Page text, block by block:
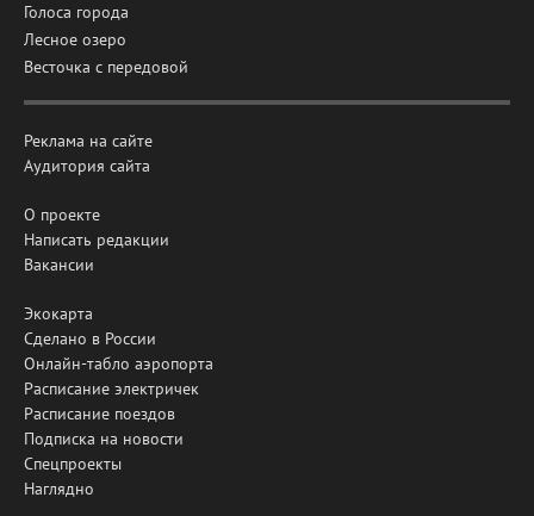
Голоса города
Лесное озеро
Весточка с передовой
Реклама на сайте
Аудитория сайта
О проекте
Написать редакции
Вакансии
Экокарта
Сделано в России
Онлайн-табло аэропорта
Расписание электричек
Расписание поездов
Подписка на новости
Спецпроекты
Наглядно